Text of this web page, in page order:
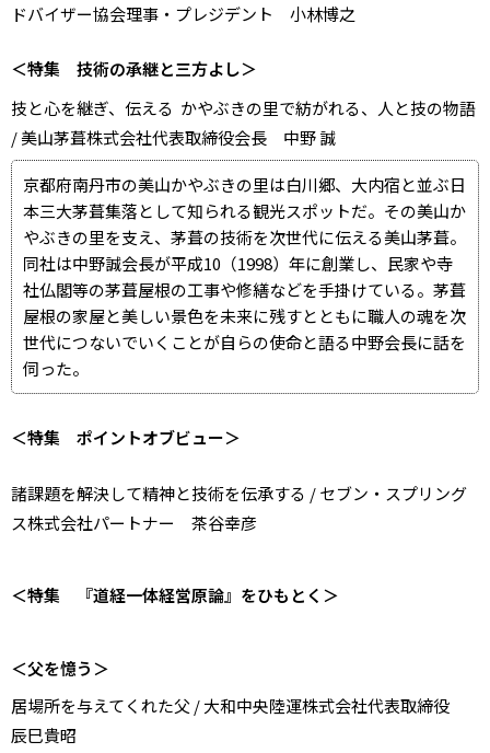
ドバイザー協会理事・プレジデント 小林博之
＜特集 技術の承継と三方よし＞
技と心を継ぎ、伝える ―― かやぶきの里で紡がれる、人と技の物語
/ 美山茅葺株式会社代表取締役会長 中野 誠
京都府南丹市の美山かやぶきの里は白川郷、大内宿と並ぶ日
本三大茅葺集落として知られる観光スポットだ。その美山か
やぶきの里を支え、茅葺の技術を次世代に伝える美山茅葺。
同社は中野誠会長が平成10（1998）年に創業し、民家や寺
社仏閣等の茅葺屋根の工事や修繕などを手掛けている。茅葺
屋根の家屋と美しい景色を未来に残すとともに職人の魂を次
世代につないでいくことが自らの使命と語る中野会長に話を
伺った。
＜特集 ポイントオブビュー＞
諸課題を解決して精神と技術を伝承する / セブン・スプリング
ス株式会社パートナー 茶谷幸彦
＜特集 『道経一体経営原論』をひもとく＞
＜父を憶う＞
居場所を与えてくれた父 / 大和中央陸運株式会社代表取締役
辰巳貴昭